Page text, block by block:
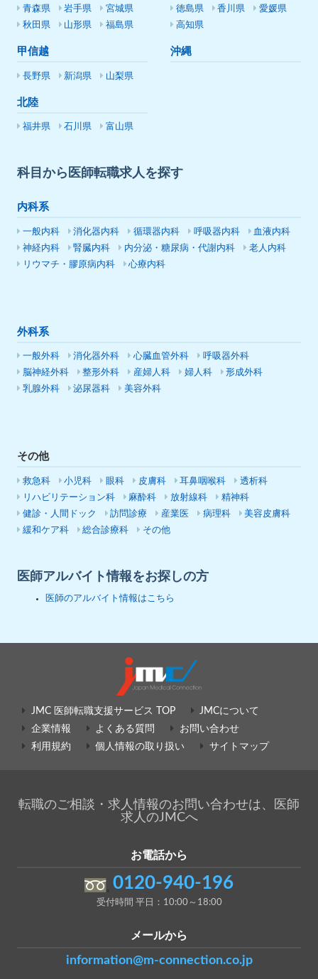
青森県 岩手県
宮城県
秋田県
山形県 福島県
甲信越
長野県 新潟県 山梨県
北陸
福井県 石川県 富山県
徳島県 香川県
愛媛県
高知県
沖縄
科目から医師転職求人を探す
内科系
一般内科 消化器内科 循環器内科 呼吸器内科
血液内科
神経内科
腎臓内科 内分泌・糖尿病・代謝内科
老人内科
リウマチ・膠原病内科
心療内科
外科系
一般外科 消化器外科 心臓血管外科
呼吸器外科
脳神経外科
整形外科 産婦人科 婦人科
形成外科
乳腺外科
泌尿器科 美容外科
その他
救急科 小児科 眼科 皮膚科 耳鼻咽喉科
透析科
リハビリテーション科
麻酔科 放射線科
精神科
健診・人間ドック
訪問診療 産業医 病理科
美容皮膚科
緩和ケア科
総合診療科 その他
医師アルバイト情報をお探しの方
医師のアルバイト情報はこちら
JMC 医師転職支援サービス TOP
JMCについて
企業情報
よくある質問
お問い合わせ
利用規約
個人情報の取り扱い サイトマップ
転職のご相談・求人情報のお問い合わせは、医師
求人のJMCへ
お電話から
0120-940-196
受付時間 平日：10:00～18:00
メールから
information@m-connection.co.jp